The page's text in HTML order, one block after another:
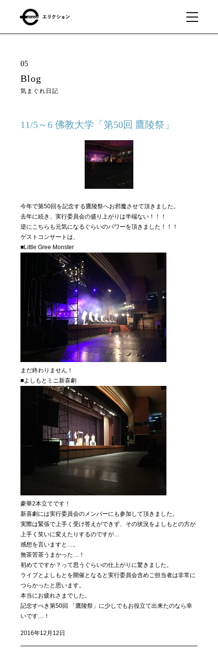
01
business
03 About
私たちに
ついて
Blog
気まぐ
05 Contact
お問い合わ
せ
05
Blog
気まぐれ日記
11/5～6 佛教大学「第50回 鷹陵祭」
今年で第50回を記念する鷹陵祭へお邪魔させて頂きました。
去年に続き、実行委員会の盛り上がりは半端ない！！！
逆にこちらも元気になるぐらいのパワーを頂きました！！！
ゲストコンサートは、
■Little Gree Monster
まだ終わりません！
■よしもとミニ新喜劇
豪華2本立てです！
新喜劇には実行委員会のメンバーにも参加して頂きました。
実際は緊張で上手く受け答えができず、その状況をよしもとの方が
上手く笑いに変えたりするのですが…
感想を言いますと…。
無茶苦茶うまかった…！
初めてですか？って思うぐらいの仕上がりに驚きました。
ライブとよしもとを開催となると実行委員会含めご担当者は非常に
つらかったと思います。
本当にお疲れさまでした。
記念すべき第50回 「鷹陵祭」に少しでもお役立て出来たのなら幸
いです…！
2016年12月12日